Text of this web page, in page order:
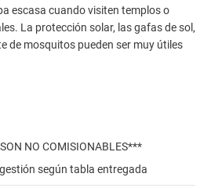
escasa cuando visiten templos o
La protección solar, las gafas de sol,
de mosquitos pueden ser muy útiles
NO COMISIONABLES***
según tabla entregada